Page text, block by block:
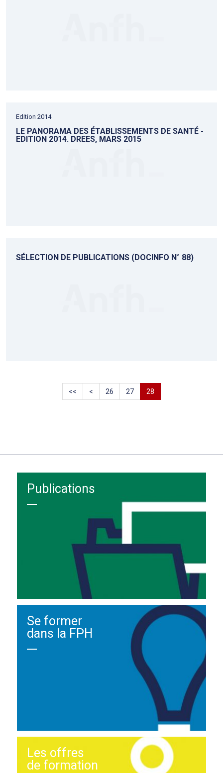
Edition 2014
LE PANORAMA DES ÉTABLISSEMENTS DE SANTÉ -
EDITION 2014. DREES, MARS 2015
SÉLECTION DE PUBLICATIONS (DOCINFO N° 88)
<< < 26 27 28
Publications
Se former
dans la FPH
Les offres
de formation